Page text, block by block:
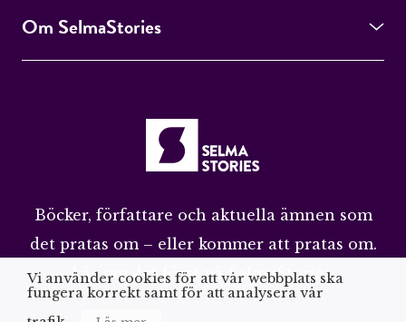
Om SelmaStories
Böcker, författare och aktuella ämnen som
det pratas om – eller kommer att pratas om.
Läs om det först på SelmaStories.
Vi använder cookies för att vår webbplats ska
fungera korrekt samt för att analysera vår